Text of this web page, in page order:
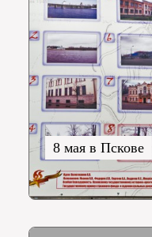
8 мая в Пскове